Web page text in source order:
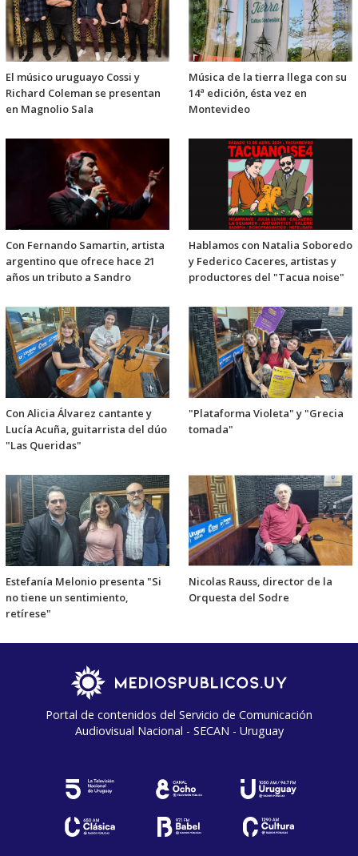
El músico uruguayo Cossi y
Richard Coleman se presentan
en Magnolio Sala
Música de la tierra llega con su
14ª edición, ésta vez en
Montevideo
Con Fernando Samartin, artista
argentino que ofrece hace 21
años un tributo a Sandro
Hablamos con Natalia Soboredo
y Federico Caceres, artistas y
productores del "Tacua noise"
Con Alicia Álvarez cantante y
Lucía Acuña, guitarrista del dúo
"Las Queridas"
"Plataforma Violeta" y "Grecia
tomada"
Estefanía Melonio presenta "Si
no tiene un sentimiento,
retírese"
Nicolas Rauss, director de la
Orquesta del Sodre
Portal de contenidos del Servicio de Comunicación
Audiovisual Nacional - SECAN - Uruguay